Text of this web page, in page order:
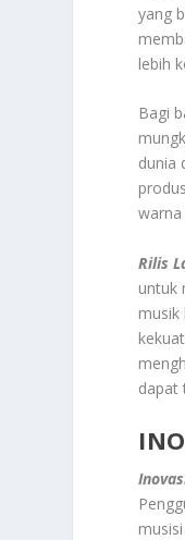
yang
lebih
Bagi
dunia
Rilis
untuk
musik
dapat